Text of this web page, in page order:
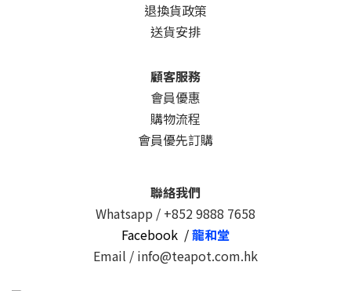
退換貨政策
送貨安排
顧客服務
會員優惠
購物流程
會員優先訂購
聯絡我們
Whatsapp / +852 9888 7658
Facebook /龍和堂
Email / info@teapot.com.hk